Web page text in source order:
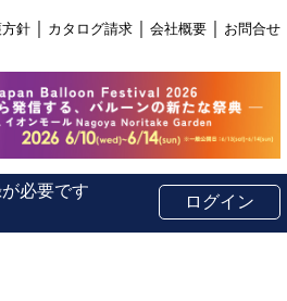
針 カタログ請求 会社概要 お問合せ
必要です
ログイン